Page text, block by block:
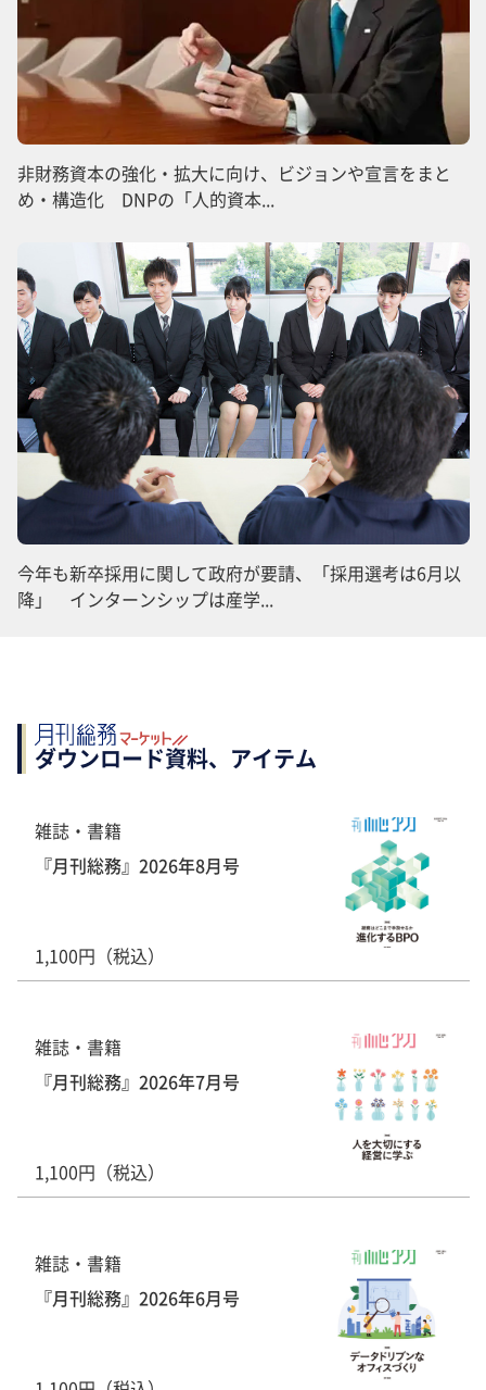
非財務資本の強化・拡大に向け、ビジョンや宣言をまと
め・構造化 DNPの「人的資本...
今年も新卒採用に関して政府が要請、「採用選考は6月以
降」 インターンシップは産学...
ダウンロード資料、アイテム
雑誌・書籍
『月刊総務』2026年8月号
1,100円（税込）
雑誌・書籍
『月刊総務』2026年7月号
1,100円（税込）
雑誌・書籍
『月刊総務』2026年6月号